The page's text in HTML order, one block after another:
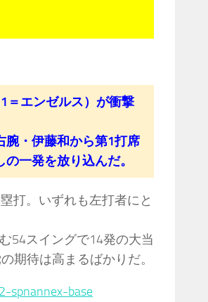
＝エンゼルス）が衝撃
腕・伊藤和から第1打席
一発を放り込んだ。
打。いずれも左打者にと
54スイングで14発の大当
期待は高まるばかりだ。
spnannex-base